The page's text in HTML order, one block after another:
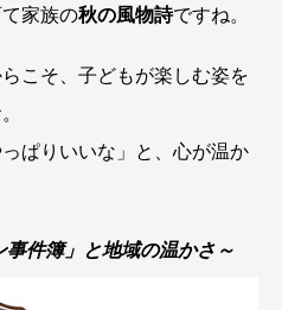
家族の秋の風物詩ですね。
こそ、子どもが楽しむ姿を
ぱりいいな」と、心が温か
件簿」と地域の温かさ～